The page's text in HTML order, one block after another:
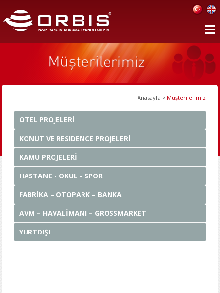
Anasayfa > Müşterilerimiz
OTEL PROJELERİ
KONUT VE RESIDENCE PROJELERİ
KAMU PROJELERİ
HASTANE - OKUL - SPOR
FABRİKA – OTOPARK – BANKA
AVM – HAVALİMANI – GROSSMARKET
YURTDIŞI